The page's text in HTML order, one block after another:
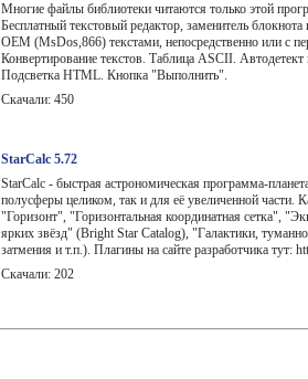
Многие файлы библиотеки читаются только этой
Бесплатный текстовый редактор, заменитель
OEM (MsDos,866) текстами, непосредственно или с
Конвертирование текстов. Таблица ASCII.
Подсветка HTML. Кнопка "Выполнить".
Скачали: 450
StarCalc 5.72
StarCalc - быстрая астрономическая программа-
полусферы целиком, так и для её увеличенной части.
"Горизонт", "Горизонтальная координатная сетка",
ярких звёзд" (Bright Star Catalog), "Галактики,
затмения и т.п.). Плагины на сайте разработчика тут:
Скачали: 202